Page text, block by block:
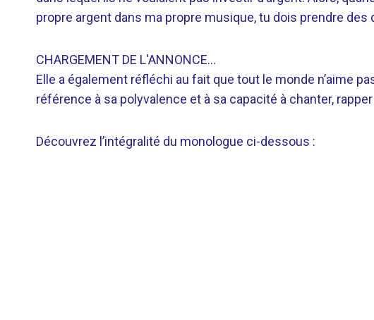
propre argent dans ma propre musique, tu dois prendre
CHARGEMENT DE L'ANNONCE…
Elle a également réfléchi au fait que tout le monde n’aime
référence à sa polyvalence et à sa capacité à chanter,
Découvrez l’intégralité du monologue ci-dessous :